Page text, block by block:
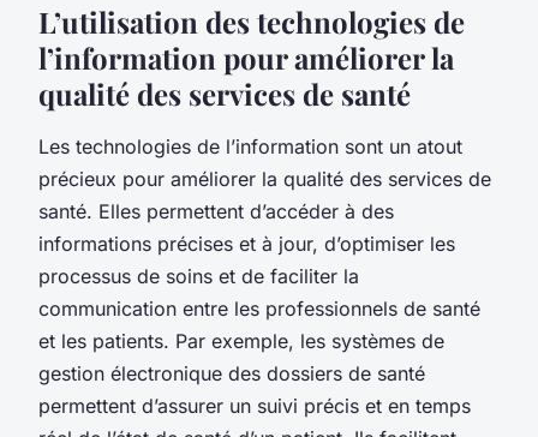
L’utilisation des technologies de
l’information pour améliorer la
qualité des services de santé
Les technologies de l’information sont un atout
précieux pour améliorer la qualité des services de
santé. Elles permettent d’accéder à des
informations précises et à jour, d’optimiser les
processus de soins et de faciliter la
communication entre les professionnels de santé
et les patients. Par exemple, les systèmes de
gestion électronique des dossiers de santé
permettent d’assurer un suivi précis et en temps